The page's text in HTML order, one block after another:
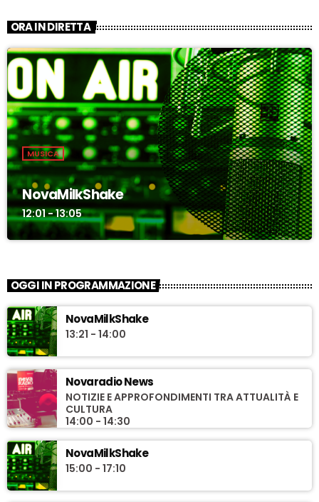
ORA IN DIRETTA
MUSICA
NovaMilkShake
12:01 - 13:05
OGGI IN PROGRAMMAZIONE
NovaMilkShake
13:21 - 14:00
Novaradio News
NOTIZIE E APPROFONDIMENTI TRA ATTUALITÀ E
CULTURA
14:00 - 14:30
NovaMilkShake
15:00 - 17:10